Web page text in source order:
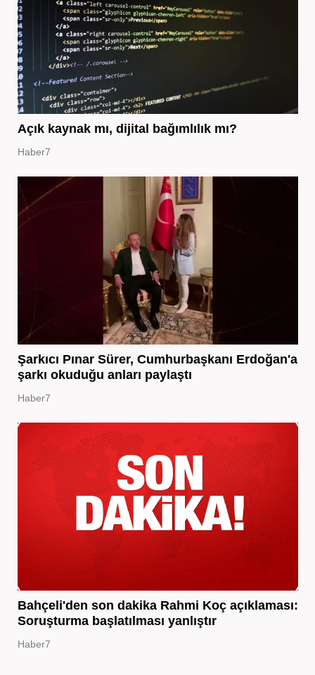
Açık kaynak mı, dijital bağımlılık mı?
Haber7
Şarkıcı Pınar Sürer, Cumhurbaşkanı Erdoğan'a
şarkı okuduğu anları paylaştı
Haber7
Bahçeli'den son dakika Rahmi Koç açıklaması:
Soruşturma başlatılması yanlıştır
Haber7